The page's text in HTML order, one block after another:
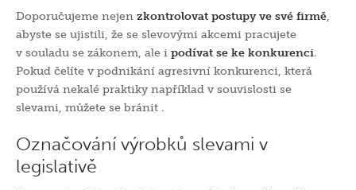
Doporučujeme nejen zkontrolovat postupy ve své firmě,
abyste se ujistili, že se slevovými akcemi pracujete
v souladu se zákonem, ale i podívat se ke konkurenci.
Pokud čelíte v podnikání agresivní konkurenci, která
používá nekalé praktiky například v souvislosti se
slevami, můžete se bránit .
Označování výrobků slevami v
legislativě